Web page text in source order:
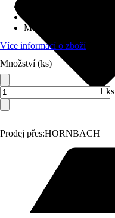
Prodej přes:HORNBACH
Materiál
Více informací o zboží
Množství (ks)
1 ks